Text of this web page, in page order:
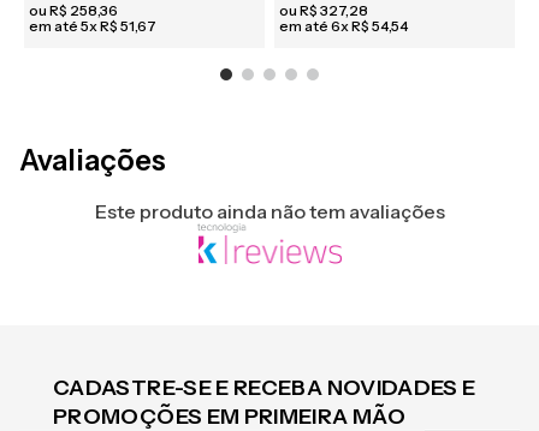
ou R$ 258,36
em até 5xR$ 51,67
ou R$ 327,28
em até 6xR$ 54,54
Avaliações
Este produto ainda não tem avaliações
CADASTRE-SE E RECEBA NOVIDADES E
PROMOÇÕES EM PRIMEIRA MÃO